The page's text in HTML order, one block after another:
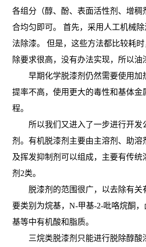
各组分（醇、酚、表面活性剂、增稠
合均匀即可。 首先，采用人工机械
法除漆。 但是，这些方法都比较耗
除要求很高，没有办法实现，所以油
早期化学脱漆剂仍然需要使用加
提率不高，使用更大的毒性和基体金
程。
所以我们又进入了一步进行开发
剂。有机脱漆剂主要由主溶剂、助溶
及挥发抑制剂可以组成，主要有传统
剂2类。
脱漆剂的范围很广，以去除有关
要类别为烷基，N-甲基-2-吡咯烷酮
基等中有机酸和脂质。
三烷类脱漆剂只能进行脱除醇酸